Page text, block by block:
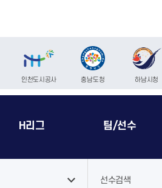
인천도시공사 충남도청 하남시청
H리그 팀/선수
선수검색